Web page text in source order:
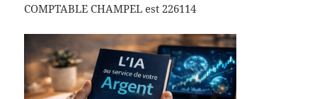
COMPTABLE CHAMPEL est 226114